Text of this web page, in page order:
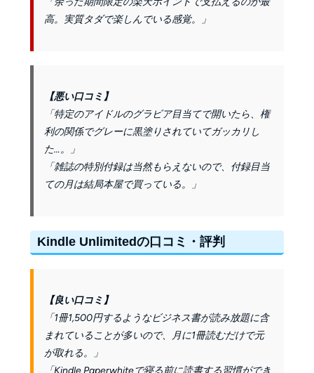
高。実質タダで楽しんでいる感覚。」
【悪い口コミ】
「特定のアイドルのグラビア目当てで開いたら、権
利の関係でグレーに黒塗りされていてガッカリし
た…。」
「雑誌の特別付録は当然もらえないので、付録目当
ての月は結局本屋で買っている。」
Kindle Unlimitedの口コミ・評判
【良い口コミ】
「1冊1,500円するようなビジネス書が読み放題に含
まれていることが多いので、月に1冊読むだけで元
が取れる。」